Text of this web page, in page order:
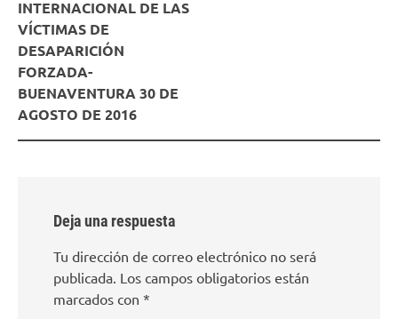
de
entradas
INTERNACIONAL DE LAS
VÍCTIMAS DE
DESAPARICIÓN
FORZADA-
BUENAVENTURA 30 DE
AGOSTO DE 2016
Deja una respuesta
Tu dirección de correo electrónico no será
publicada. Los campos obligatorios están
marcados con *